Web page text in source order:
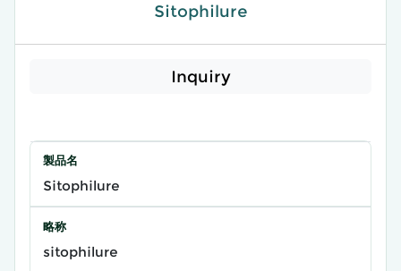
Sitophilure
Inquiry
製品名
Sitophilure
略称
sitophilure